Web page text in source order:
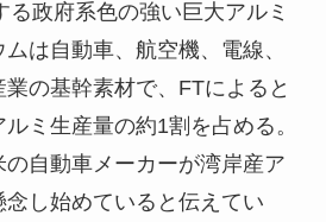
る政府系色の強い巨大アルミ
は自動車、航空機、電線、
の基幹素材で、FTによると
ミ生産量の約1割を占める。
の自動車メーカーが湾岸産ア
し始めていると伝えてい